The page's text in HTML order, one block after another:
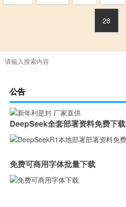
28
公告
DeepSeek全套部署资料免费下载
免费可商用字体批量下载